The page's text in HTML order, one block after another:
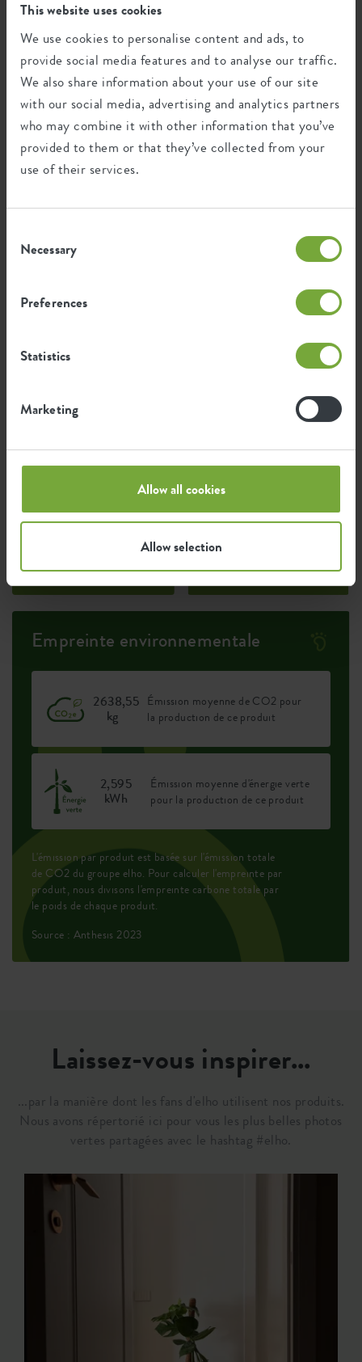
This website uses cookies
We use cookies to personalise content and ads, to
provide social media features and to analyse our traffic.
We also share information about your use of our site
with our social media, advertising and analytics partners
who may combine it with other information that you’ve
provided to them or that they’ve collected from your
use of their services.
Selection
Necessary
Preferences
Statistics
Marketing
Allow all cookies
Allow selection
Fabriqué au Benelux
Designer : Bas van der Veer
A truly premium collection that combines iconic, expressive,
fresh and also more restrained shapes, always thoughtfully
detailed and with a beautiful, high quality surface finish. This
collection was mindfully curated for each shape to stand out
individually in a wide variety of styles, but all planters in this
range also clearly stem from the same family, forming a
collection of premium planters that were designed to elevate its
environment and, of course, the greenery it holds.
Recyclage
Ce produit est composé de 0% de déchets
Certifications Guarantee
99
Protégé contre les UV
Empreinte environnementale
2638,55
kg
Émission moyenne de CO2 pour
la production de ce produit
2,595
kWh
Émission moyenne d'énergie verte
pour la production de ce produit
L'émission par produit est basée sur l'émission totale
de CO2 du groupe elho. Pour calculer l'empreinte par
produit, nous divisons l'empreinte carbone totale par
le poids de chaque produit.
Source : Anthesis 2023
Laissez-vous inspirer...
...par la manière dont les fans d'elho utilisent nos produits.
Nous avons répertorié ici pour vous les plus belles photos
vertes partagées avec le hashtag #elho.